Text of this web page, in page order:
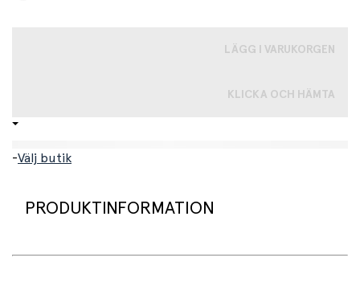
LÄGG I VARUKORGEN
KLICKA OCH HÄMTA
-Välj butik
PRODUKTINFORMATION